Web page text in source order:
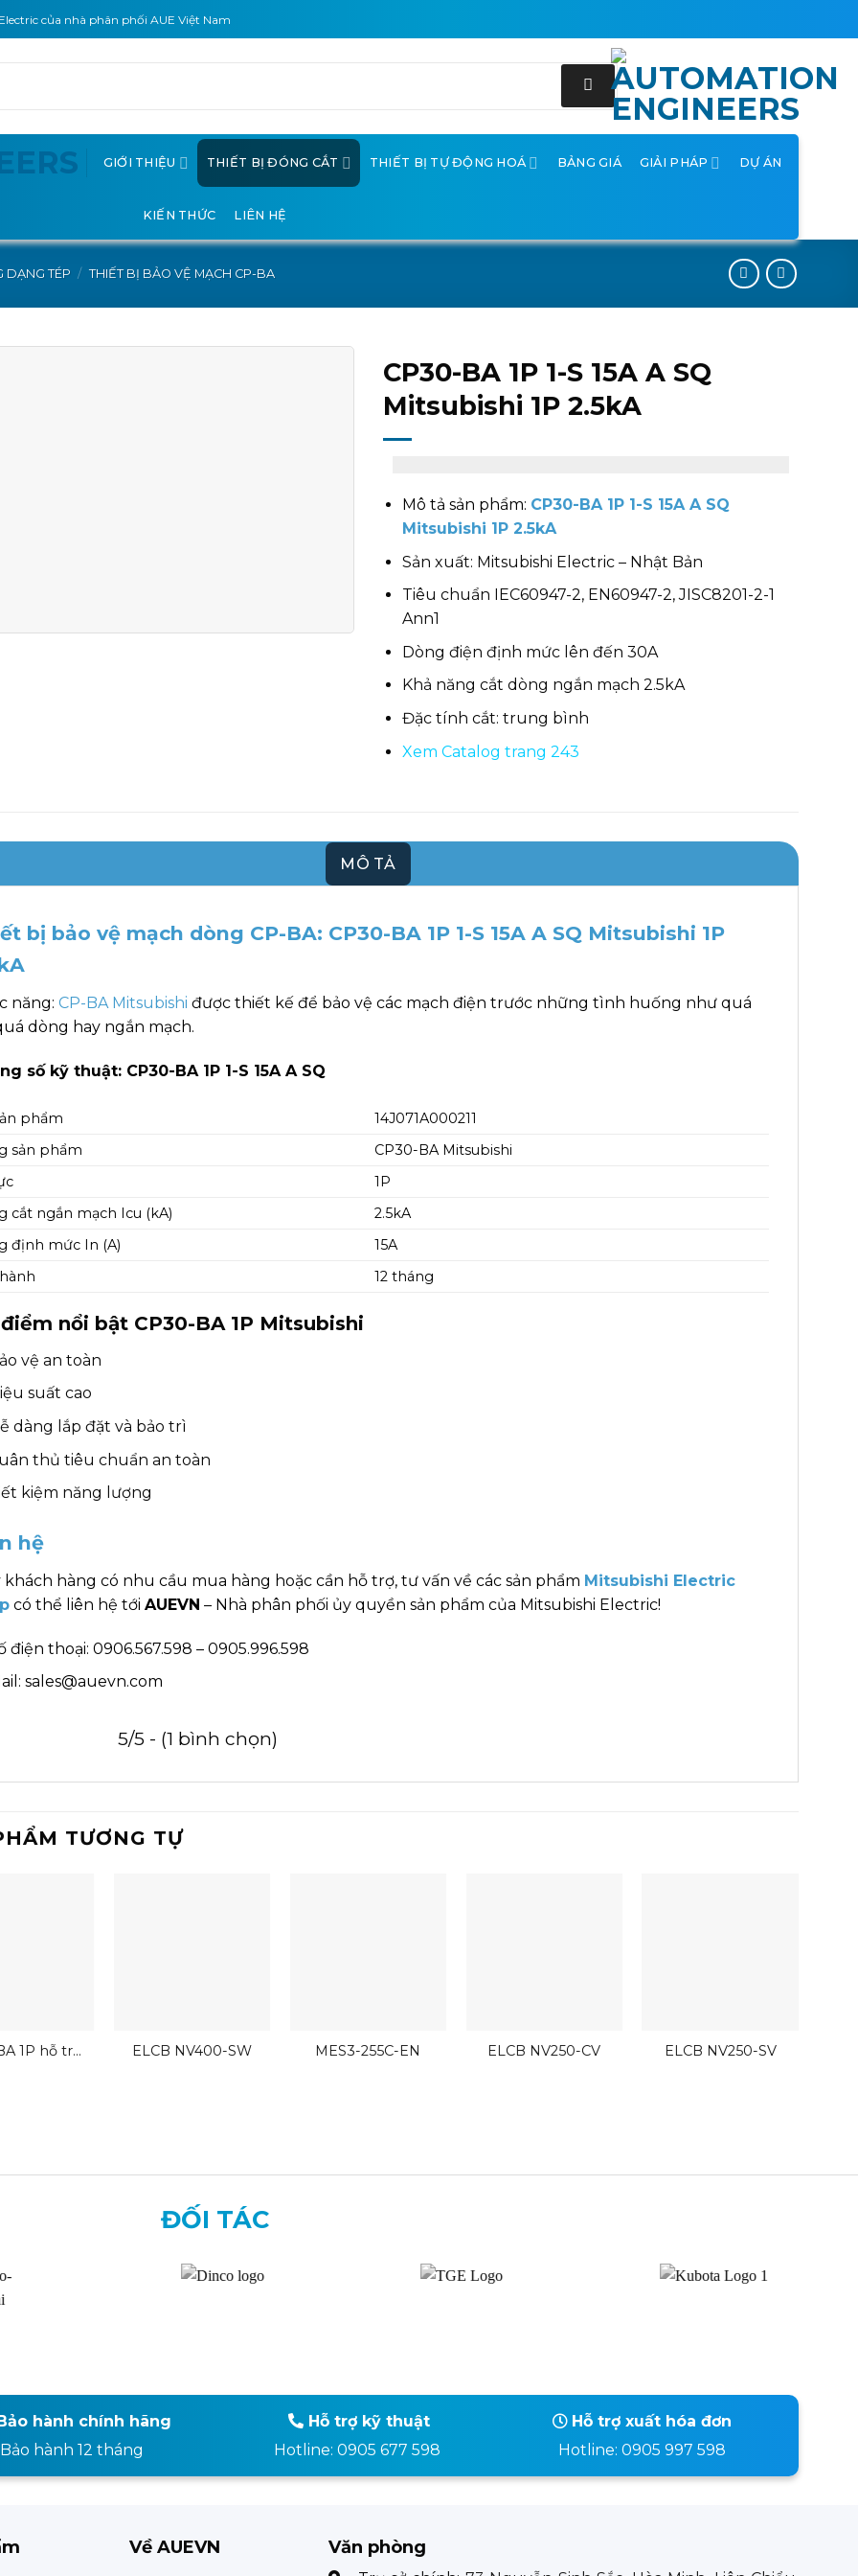
của nhà phân phối AUE Việt Nam
GIỚI THIỆU THIẾT BỊ ĐÓNG CẮT THIẾT BỊ TỰ ĐỘNG HOÁ BẢNG GIÁ GIẢI PHÁP DỰ ÁN
KIẾN THỨC LIÊN HỆ
DẠNG TÉP / THIẾT BỊ BẢO VỆ MẠCH CP-BA
CP30-BA 1P 1-S 15A A SQ
Mitsubishi 1P 2.5kA
Mô tả sản phẩm: CP30-BA 1P 1-S 15A A SQ
Mitsubishi 1P 2.5kA
Sản xuất: Mitsubishi Electric – Nhật Bản
Tiêu chuẩn IEC60947-2, EN60947-2, JISC8201-2-1
Ann1
Dòng điện định mức lên đến 30A
Khả năng cắt dòng ngắn mạch 2.5kA
Đặc tính cắt: trung bình
Xem Catalog trang 243
MÔ TẢ
bị bảo vệ mạch dòng CP-BA: CP30-BA 1P 1-S 15A A SQ Mitsubishi 1P
năng: CP-BA Mitsubishi được thiết kế để bảo vệ các mạch điện trước những tình huống như quá
dòng hay ngắn mạch.
số kỹ thuật: CP30-BA 1P 1-S 15A A SQ
phẩm
14J071A000211
sản phẩm
CP30-BA Mitsubishi
1P
cắt ngắn mạch Icu (kA)
2.5kA
định mức In (A)
15A
12 tháng
nổi bật CP30-BA 1P Mitsubishi
vệ an toàn
suất cao
dàng lắp đặt và bảo trì
thủ tiêu chuẩn an toàn
kiệm năng lượng
hệ
khách hàng có nhu cầu mua hàng hoặc cần hỗ trợ, tư vấn về các sản phẩm Mitsubishi Electric
có thể liên hệ tới AUEVN – Nhà phân phối ủy quyền sản phẩm của Mitsubishi Electric!
điện thoại: 0906.567.598 – 0905.996.598
sales@auevn.com
5/5 - (1 bình chọn)
TƯƠNG TỰ
1P hỗ trợ
ELCB NV400-SW MES3-255C-EN ELCB NV250-CV ELCB NV250-SV
ĐỐI TÁC
hành chính hãng
Bảo hành 12 tháng
Hỗ trợ kỹ thuật
Hotline: 0905 677 598
Hỗ trợ xuất hóa đơn
Hotline: 0905 997 598
Về AUEVN Văn phòng